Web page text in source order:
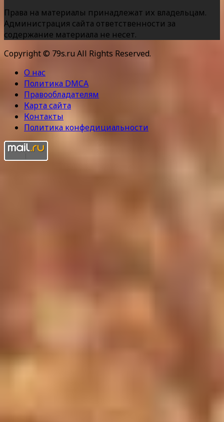
Права на материалы принадлежат их владельцам.
Администрация сайта ответственности за
содержание материала не несет.
Copyright © 79s.ru All Rights Reserved.
О нас
Политика DMCA
Правообладателям
Карта сайта
Контакты
Политика конфедициальности